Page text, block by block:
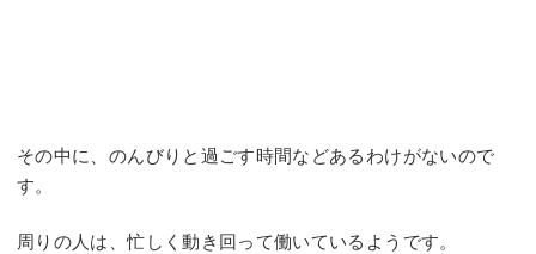
その中に、のんびりと過ごす時間などあるわけがないので
す。
周りの人は、忙しく動き回って働いているようです。